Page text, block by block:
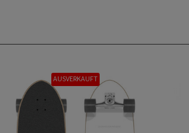
AUSVERKAUFT